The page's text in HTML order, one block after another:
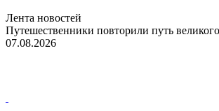
Лента новостей
Путешественники повторили путь
07.08.2026